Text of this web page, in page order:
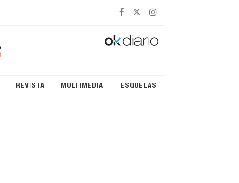
REVISTA MULTIMEDIA ESQUELAS